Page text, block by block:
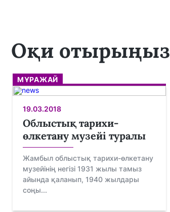
Оқи отырыңыз
МҰРАЖАЙ
19.03.2018
Облыстық тарихи-
өлкетану музейі туралы
Жамбыл облыстық тарихи-өлкетану
музейінің негізі 1931 жылы тамыз
айында қаланып, 1940 жылдары
соңы...